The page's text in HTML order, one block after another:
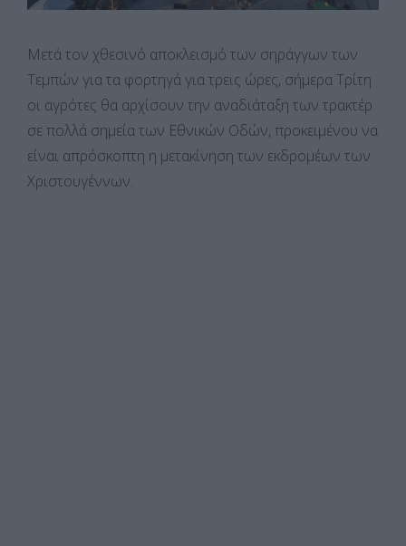
Μετά τον χθεσινό αποκλεισμό των σηράγγων των
Τεμπών για τα φορτηγά για τρεις ώρες, σήμερα Τρίτη
οι αγρότες θα αρχίσουν την αναδιάταξη των τρακτέρ
σε πολλά σημεία των Εθνικών Οδών, προκειμένου να
είναι απρόσκοπτη η μετακίνηση των εκδρομέων των
Χριστουγέννων.